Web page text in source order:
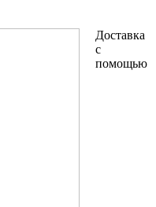
Доставка
с
помощью